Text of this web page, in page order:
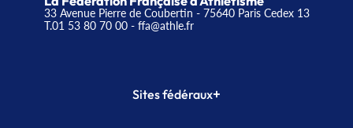
33 Avenue Pierre de Coubertin - 75640 Paris Cedex 13
T.01 53 80 70 00- ffa@athle.fr
Sites fédéraux+